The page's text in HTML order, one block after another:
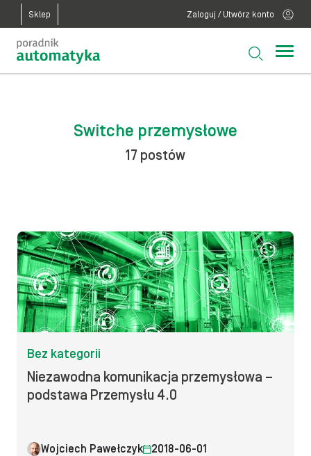
Sklep Zaloguj / Utwórz konto
Switche przemysłowe
17 postów
Bez kategorii
Niezawodna komunikacja przemysłowa –
podstawa Przemysłu 4.0
Wojciech Pawełczyk 2018-06-01